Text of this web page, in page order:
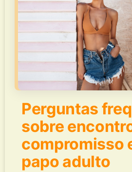
Perguntas
sobre
compromisso
papo adulto